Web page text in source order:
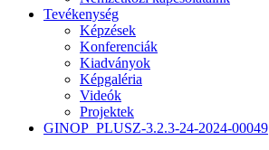
Tevékenység
Képzések
Konferenciák
Kiadványok
Képgaléria
Videók
Projektek
GINOP_PLUSZ-3.2.3-24-2024-00049